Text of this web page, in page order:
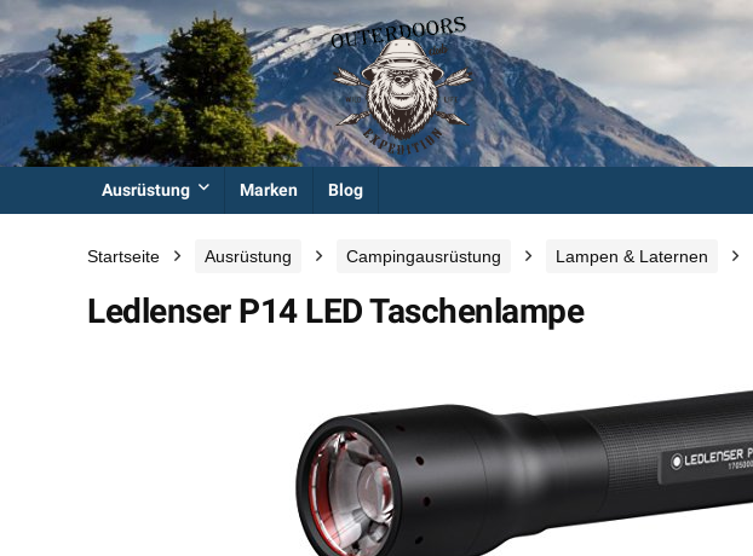
Ausrüstung Marken Blog
Startseite Ausrüstung Campingausrüstung Lampen & Laternen
Ledlenser P14 LED Taschenlampe